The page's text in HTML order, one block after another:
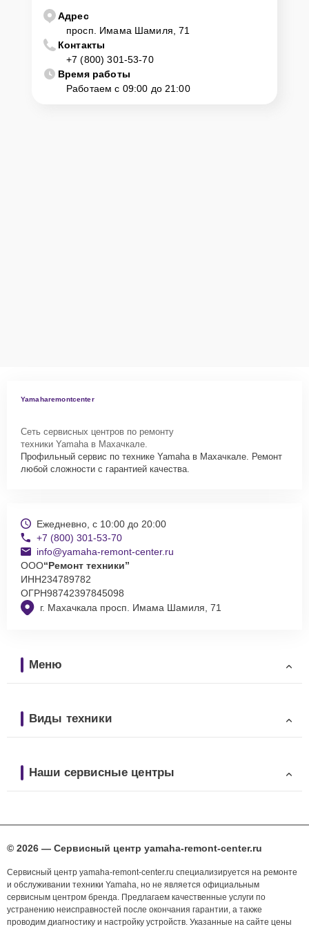
центр
Клиент может самостоятельно привезти устройство на
диагностику и ремонт. Для этого нужно позвонить по телефону
горячей линии или оставить заявку, согласовать удобное время и
подъехать по адресу: г. Махачкала, просп. Имама Шамиля, 71.
Адрес
просп. Имама Шамиля, 71
Контакты
+7 (800) 301-53-70
Время работы
Работаем с 09:00 до 21:00
Yamaharemontcenter
Сеть сервисных центров по ремонту
техники Yamaha в Махачкале.
Профильный сервис по технике Yamaha в Махачкале. Ремонт
любой сложности с гарантией качества.
г. Махачкала просп. Имама Шамиля, 71
Ежедневно, с 10:00 до 20:00
+7 (800) 301-53-70
info@yamaha-remont-center.ru
ООО“Ремонт техники”
ИНН234789782
ОГРН98742397845098
Меню
Виды техники
Наши сервисные центры
© 2026 — Сервисный центр yamaha-remont-center.ru
Сервисный центр yamaha-remont-center.ru специализируется на ремонте
и обслуживании техники Yamaha, но не является официальным
сервисным центром бренда. Предлагаем качественные услуги по
устранению неисправностей после окончания гарантии, а также
проводим диагностику и настройку устройств. Указанные на сайте цены